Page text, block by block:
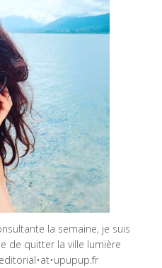
la semaine, je suis
de quitter la ville lumière
editorial•at•upupup.fr